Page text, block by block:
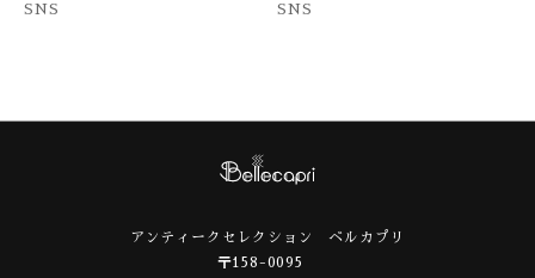
SNS
SNS
アンティークセレクション ベルカプリ
〒158-0095